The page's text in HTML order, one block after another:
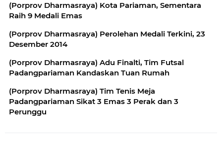
(Porprov Dharmasraya) Kota Pariaman, Sementara
Raih 9 Medali Emas
(Porprov Dharmasraya) Perolehan Medali Terkini, 23
Desember 2014
(Porprov Dharmasraya) Adu Finalti, Tim Futsal
Padangpariaman Kandaskan Tuan Rumah
(Porprov Dharmasraya) Tim Tenis Meja
Padangpariaman Sikat 3 Emas 3 Perak dan 3
Perunggu